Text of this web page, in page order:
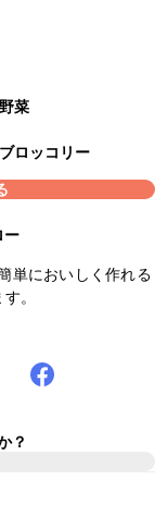
野菜
ブロッコリー
ー
単においしく作れる
。
？